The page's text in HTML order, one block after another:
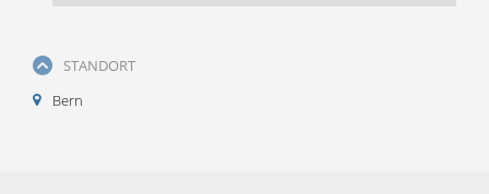
STANDORT
Bern